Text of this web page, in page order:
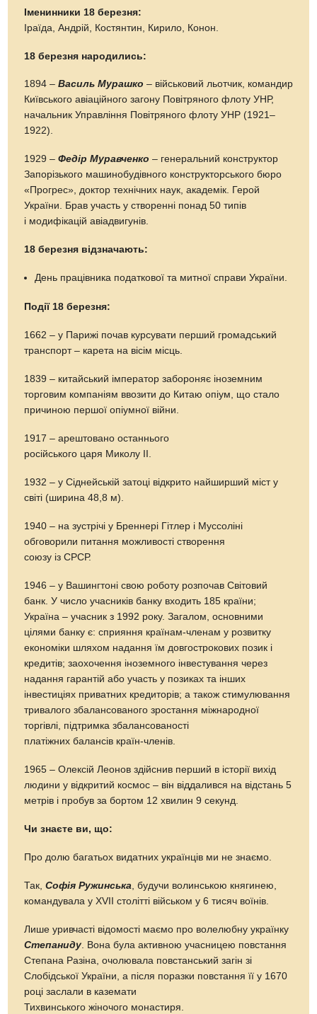
Іменинники 18 березня:
Іраїда, Андрій, Костянтин, Кирило, Конон.
18 березня народились:
1894 –Василь Мурашко – військовий льотчик, командир
Київського авіаційного загону Повітрянoгo флоту УНР,
начальник Управління Повітряного флоту УНР (1921–
1922).
1929 –Федір Муравченко – генеральний конструктор
Запорізького машинобудівного конструкторського бюро
«Прогрес», доктор технічних наук, академік. Герой
України. Брав участь у створенні понад 50 типів
і модифікацій авіадвигунів.
18 березня відзначають:
День працівника податкової та митної справи України.
Події 18 березня:
1662 – у Парижі почав курсувати перший громадський
транспорт – карета на вісім місць.
1839 – китайський імператор забороняє іноземним
торговим компаніям ввозити до Китаю опіум, що стало
причиною першої опіумної війни.
1917 – арештовано останнього
російського царя Миколу II.
1932 – у Сіднейській затоці відкрито найширший міст у
світі (ширина 48,8 м).
1940 – на зустрічі у Бреннері Гітлер і Муссоліні
обговорили питання можливості створення
союзу із СРСР.
1946 – у Вашингтоні свою роботу розпочав Світовий
банк. У число учасників банку входить 185 країни;
Україна – учасник з 1992 року. Загалом, основними
цілями банку є: сприяння країнам-членам у розвитку
економіки шляхом надання їм довгострокових позик і
кредитів; заохочення іноземного інвестування через
надання гарантій або участь у позиках та інших
інвестиціях приватних кредиторів; а також стимулювання
тривалого збалансованого зростання міжнародної
торгівлі, підтримка збалансованості
платіжних балансів країн-членів.
1965 – Олексій Леонов здійснив перший в історії вихід
людини у відкритий космос – він віддалився на відстань 5
метрів і пробув за бортом 12 хвилин 9 секунд.
Чи знаєте ви, що:
Про долю багатьох видатних українців ми не знаємо.
Так,Софія Ружинська , будучи волинською княгинею,
командувала у XVII столітті військом у 6 тисяч воїнів.
Лише уривчасті відомості маємо про волелюбну українку
Степаниду . Вона була активною учасницею повстання
Степана Разіна, очолювала повстанський загін зі
Слобідської України, а після поразки повстання її у 1670
році заслали в каземати
Тихвинського жіночого монастиря.